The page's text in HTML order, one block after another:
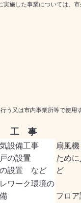
した事業については、市
う又は市内事業所等で使用
工 事
設備工事
の設置
設置 など
扇風
ため
ど
ワーク環境の
フロ